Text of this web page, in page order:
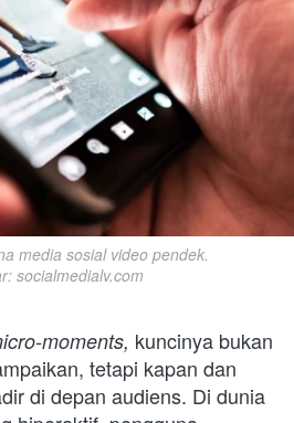
media sosial video pendek.
socialmedialv.com
moments, kuncinya bukan
tetapi kapan dan
di depan audiens. Di dunia